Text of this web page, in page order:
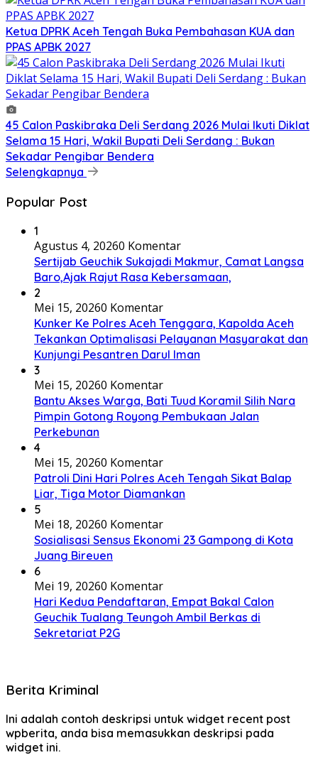
Ketua DPRK Aceh Tengah Buka Pembahasan KUA dan
PPAS APBK 2027
45 Calon Paskibraka Deli Serdang 2026 Mulai Ikuti Diklat
Selama 15 Hari, Wakil Bupati Deli Serdang : Bukan
Sekadar Pengibar Bendera
Selengkapnya
Popular Post
1
Agustus 4, 20260 Komentar
Sertijab Geuchik Sukajadi Makmur, Camat Langsa
Baro,Ajak Rajut Rasa Kebersamaan,
2
Mei 15, 20260 Komentar
Kunker Ke Polres Aceh Tenggara, Kapolda Aceh
Tekankan Optimalisasi Pelayanan Masyarakat dan
Kunjungi Pesantren Darul Iman
3
Mei 15, 20260 Komentar
Bantu Akses Warga, Bati Tuud Koramil Silih Nara
Pimpin Gotong Royong Pembukaan Jalan
Perkebunan
4
Mei 15, 20260 Komentar
Patroli Dini Hari Polres Aceh Tengah Sikat Balap
Liar, Tiga Motor Diamankan
5
Mei 18, 20260 Komentar
Sosialisasi Sensus Ekonomi 23 Gampong di Kota
Juang Bireuen
6
Mei 19, 20260 Komentar
Hari Kedua Pendaftaran, Empat Bakal Calon
Geuchik Tualang Teungoh Ambil Berkas di
Sekretariat P2G
Berita Kriminal
Ini adalah contoh deskripsi untuk widget recent post
wpberita, anda bisa memasukkan deskripsi pada
widget ini.